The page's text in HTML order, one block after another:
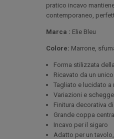
pratico incavo
contemporaneo,
Marca : Elie Bleu
Colore: Marrone,
Forma stilizzata
Ricavato da un
Tagliato e lucidato a
Variazioni e
Finitura decorativa
Grande coppa
Incavo per il sigaro
Adatto per un